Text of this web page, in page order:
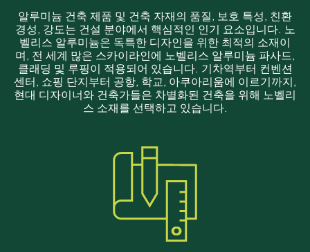
알루미늄 건축 제품 및 건축 자재의 품질, 보호 특성, 친환
경성, 강도는 건설 분야에서 핵심적인 인기 요소입니다. 노
벨리스 알루미늄은 독특한 디자인을 위한 최적의 소재이
며, 전 세계 많은 스카이라인에 노벨리스 알루미늄 파사드,
클래딩 및 루핑이 적용되어 있습니다. 기차역부터 컨벤션
센터, 쇼핑 단지부터 공항, 학교, 아쿠아리움에 이르기까지,
현대 디자이너와 건축가들은 차별화된 건축을 위해 노벨리
스 소재를 선택하고 있습니다.